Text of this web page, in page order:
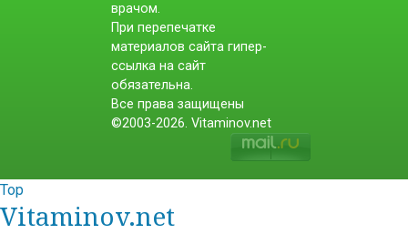
врачом.
При перепечатке
материалов сайта гипер-
ссылка на сайт
обязательна.
Все права защищены
©2003-2026. Vitaminov.net
Top
Vitaminov.net